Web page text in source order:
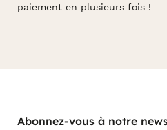
paiement en plusieurs fois !
Abonnez-vous à notre